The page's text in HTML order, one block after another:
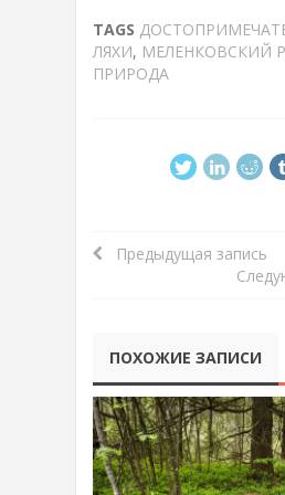
TAGS
ЛЯХИ, МЕЛЕНКОВСКИЙ
ПРИРОДА
Предыдущая запись
ПОХОЖИЕ ЗАПИСИ